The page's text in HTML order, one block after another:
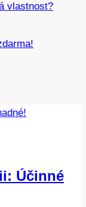
vlastnost?
Účinné